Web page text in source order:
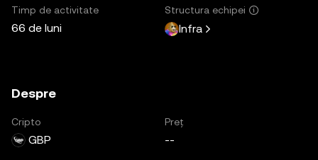
Timp de activitate
66 de luni
Structura echipei
Infra
Despre
Cripto
GBP
Preț
--